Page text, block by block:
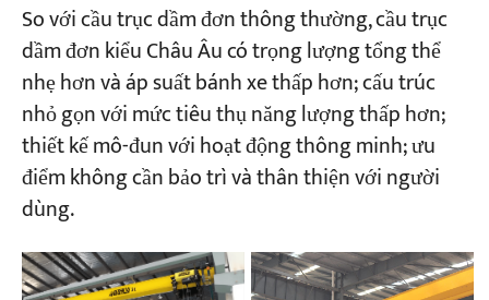
So với cầu trục dầm đơn thông thường, cầu trục
dầm đơn kiểu Châu Âu có trọng lượng tổng thể
nhẹ hơn và áp suất bánh xe thấp hơn; cấu trúc
nhỏ gọn với mức tiêu thụ năng lượng thấp hơn;
thiết kế mô-đun với hoạt động thông minh; ưu
điểm không cần bảo trì và thân thiện với người
dùng.